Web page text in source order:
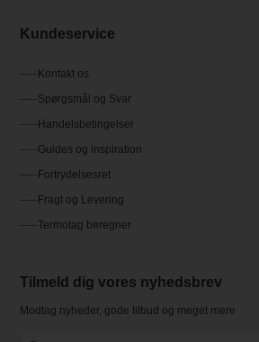
Kundeservice
Kontakt os
Spørgsmål og Svar
Handelsbetingelser
Guides og inspiration
Fortrydelsesret
Fragt og Levering
Termotag beregner
Tilmeld dig vores nyhedsbrev
Modtag nyheder, gode tilbud og meget mere